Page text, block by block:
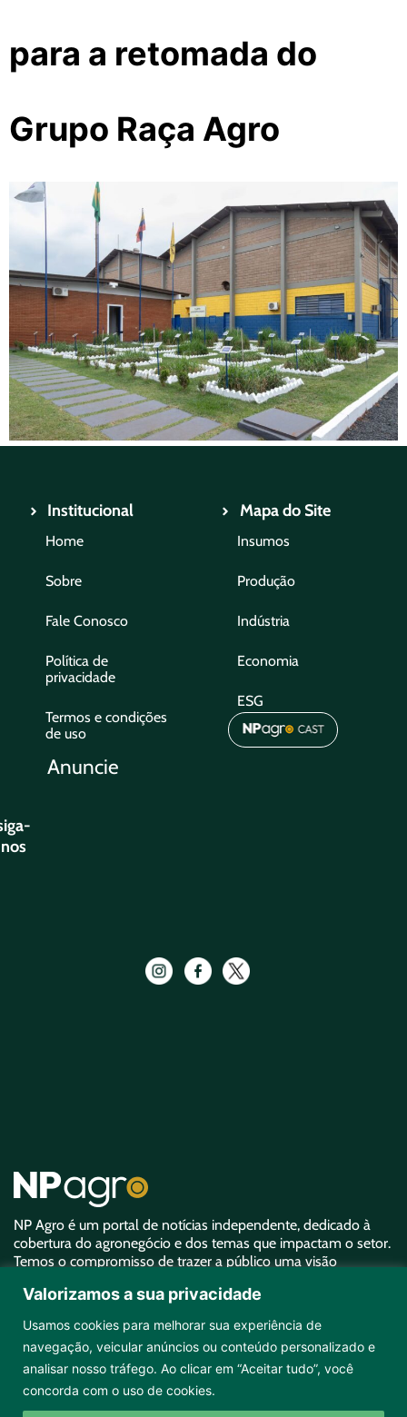
Valorizamos a sua privacidade
Usamos cookies para melhorar sua experiência de
navegação, veicular anúncios ou conteúdo personalizado e
analisar nosso tráfego. Ao clicar em “Aceitar tudo”, você
concorda com o uso de cookies.
para a retomada do
Grupo Raça Agro
NP Agro é um portal de notícias independente, dedicado à
cobertura do agronegócio e dos temas que impactam o setor.
Temos o compromisso de trazer a público uma visão
equivalente à sua importância.
Institucional
Home
Sobre
Fale Conosco
Política de
privacidade
Termos e condições
de uso
Anuncie
Mapa do Site
Insumos
Produção
Indústria
Economia
ESG
nos
Copyright ©2026 NPAgro. Todos os direitos reservados.